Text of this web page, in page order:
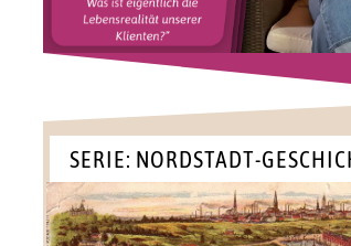
SERIE: NORDSTADT-